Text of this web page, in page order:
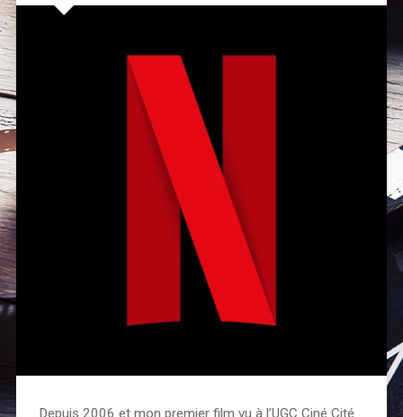
Depuis 2006 et mon premier film vu à l’UGC Ciné Cité